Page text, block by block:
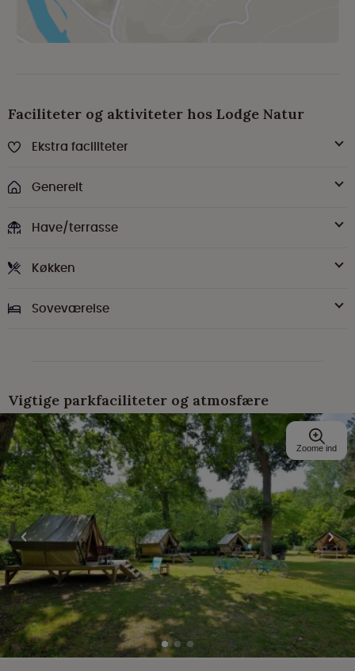
Faciliteter og aktiviteter hos Lodge Natur
Ekstra faciliteter
Generelt
Have/terrasse
Køkken
Soveværelse
Vigtige parkfaciliteter og atmosfære
Zoome ind